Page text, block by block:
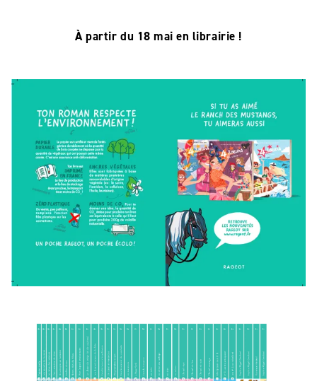
À partir du 18 mai en librairie !